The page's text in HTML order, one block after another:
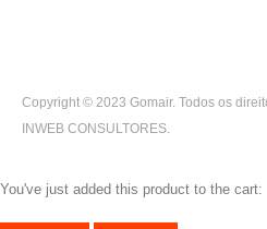
Copyright © 2023 Gomair. Todos os
INWEB CONSULTORES.
You've just added this product to the cart: